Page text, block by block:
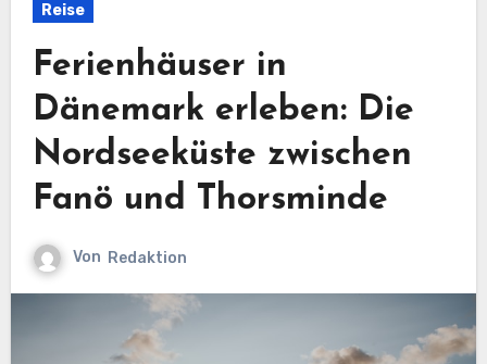
Reise
Ferienhäuser in
Dänemark erleben: Die
Nordseeküste zwischen
Fanö und Thorsminde
Von Redaktion